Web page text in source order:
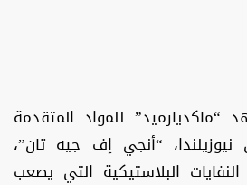
للمواد المتقدمة
نيوزيلندا، “أنجي إف جيه تان”،
البلاستيكية التي يصعب